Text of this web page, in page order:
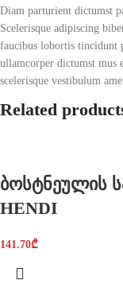
Diam parturient dictumst
Scelerisque adipiscing
faucibus lobortis tincidunt
ullamcorper dictumst mus
scelerisque vestibulum
Related
ბოსტნეულის
HENDI
141.70₾